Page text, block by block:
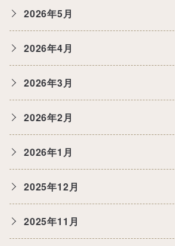
2026年5月
2026年4月
2026年3月
2026年2月
2026年1月
2025年12月
2025年11月